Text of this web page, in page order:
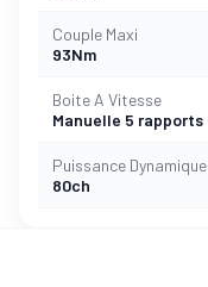
Couple Maxi
93Nm
Boite A Vitesse
Manuelle 5 rapports
Puissance Dynamique
80ch